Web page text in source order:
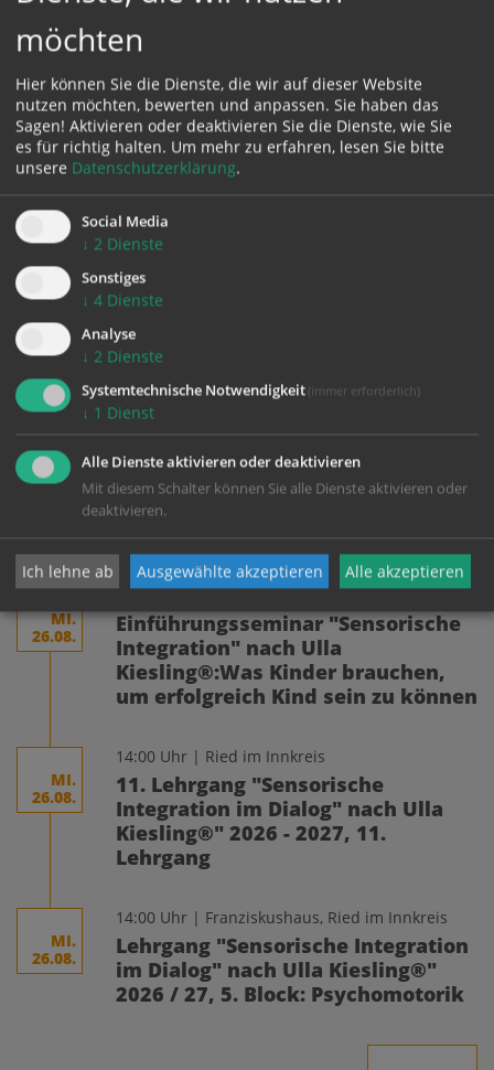
Bewegungstexturen und Bewegungsimpulsen und
treten dabei tänzerisch in Verbindung - mit uns selbst
und mit anderen.
weiter lesen ...
SO.
09.08.
Salesianische Exerzitien mit
bruchstückhaft G A N Z in Gott
MI.
09:00 Uhr | Franziskushaus, Ried im Innkreis
Tanzlabor 60+, ein
Experimentierraum für Tanz und
MI.
26.08.
10:00 Uhr | Franziskushaus, Ried im Innkreis
Einführungsseminar "Sensorische
Integration" nach Ulla
Kiesling®:Was Kinder brauchen,
um erfolgreich Kind sein zu können
MI.
26.08.
14:00 Uhr | Ried im Innkreis
11. Lehrgang "Sensorische
Integration im Dialog" nach Ulla
Kiesling®" 2026 - 2027, 11.
Lehrgang
MI.
26.08.
14:00 Uhr | Franziskushaus, Ried im Innkreis
Lehrgang "Sensorische Integration
im Dialog" nach Ulla Kiesling®"
2026 / 27, 5. Block: Psychomotorik
möchten
Hier können Sie die Dienste, die wir auf dieser Website
nutzen möchten, bewerten und anpassen. Sie haben das
Sagen! Aktivieren oder deaktivieren Sie die Dienste, wie Sie
es für richtig halten. Um mehr zu erfahren, lesen Sie bitte
unsere Datenschutzerklärung.
Social Media
↓ 2 Dienste
Sonstiges
↓ 4 Dienste
Analyse
↓ 2 Dienste
Systemtechnische Notwendigkeit (immer erforderlich)
↓ 1 Dienst
Alle Dienste aktivieren oder deaktivieren
Mit diesem Schalter können Sie alle Dienste aktivieren oder
deaktivieren.
Ich lehne ab Ausgewählte akzeptieren Alle akzeptieren